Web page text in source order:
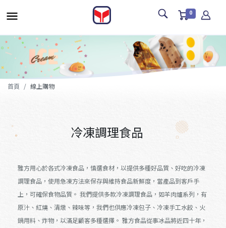
0
首頁 線上購物
冷凍調理食品
雅方用心於各式冷凍食品，慎選食材，以提供多種好品質、好吃的冷凍
調理食品，使用急凍方法來保存與維持食品新鮮度，當產品到客戶手
上，可確保食物品質。 我們提供多款冷凍調理食品，如羊肉爐系列，有
原汁、紅燒、清燉、辣味等，我們也供應冷凍包子、冷凍手工水餃、火
鍋用料、炸物，以滿足顧客多種選擇。 雅方食品從事冰品將近四十年，